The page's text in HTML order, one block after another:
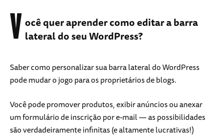
V ocê quer aprender como editar a barra
lateral do seu WordPress?
Saber como personalizar sua barra lateral do WordPress
pode mudar o jogo para os proprietários de blogs.
Você pode promover produtos, exibir anúncios ou anexar
um formulário de inscrição por e-mail — as possibilidades
são verdadeiramente infinitas (e altamente lucrativas!)